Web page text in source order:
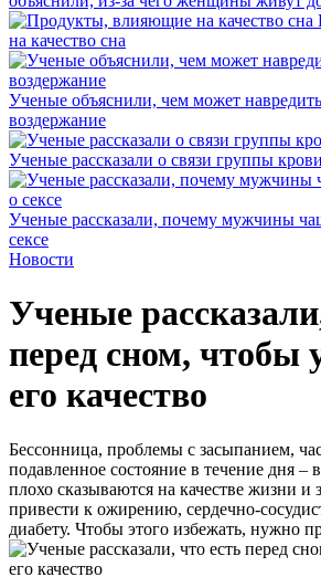
на качество сна
Ученые объяснили, чем может навредить
воздержание
Ученые рассказали о связи группы
Ученые рассказали, почему мужчины
сексе
Новости
Ученые
перед сном, чтобы
его качество
Бессонница, проблемы с засыпанием,
подавленное состояние в течение дня –
плохо сказываются на качестве жизни и
привести к ожирению, сердечно-
диабету. Чтобы этого избежать, нужно